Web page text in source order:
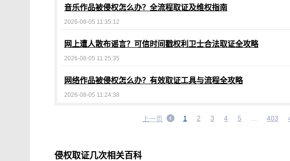
音乐作品被侵权怎么办？全流程取证及维权指南
2026-08-05 11:35:12
网上遭人散布谣言？可信时间戳权利卫士合法取证全攻略
2026-08-05 11:25:35
网络作品被侵权怎么办？有效取证工具与流程全攻略
2026-08-05 11:24:38
上一页 1 2 3 4 5 403
侵权取证几次相关百科